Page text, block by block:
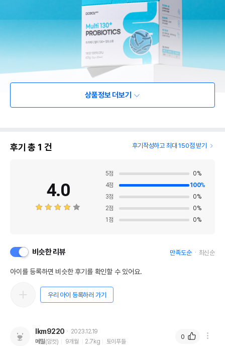
상품정보 더보기
후기 총 1 건 후기작성하고 최대 150점 받기
4.0
5점 0%
4점 100%
3점 0%
2점 0%
1 점 0%
비슷한 리뷰 만족도순 최신순
아이를 등록하면 비슷한 후기를 확인할 수 있어요.
우리 아이 등록하러 가기
lkm9220
2023.12.19
메밀(암컷) 9개월 2.7kg 토이푸들
0